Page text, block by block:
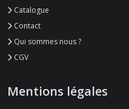
Catalogue
Contact
Qui sommes nous ?
CGV
Mentions légales